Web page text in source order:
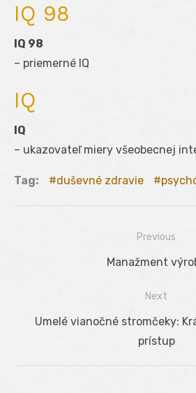
IQ 98
IQ 98
– priemerné IQ
IQ
IQ
– ukazovateľ miery všeobecnej
Tag: duševné zdravie
Navigácia
Previous
Previous
Manažment
Next
NextUmelé vianočné stromčeky:
prístup